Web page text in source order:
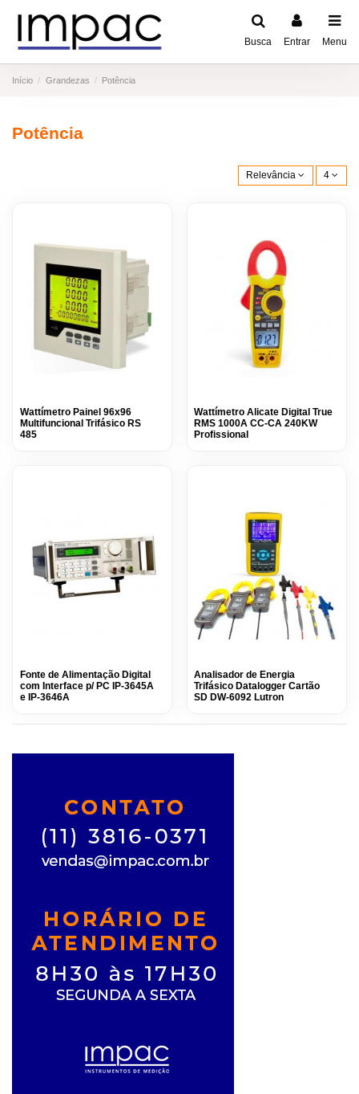
Busca Entrar Menu
Início Grandezas Potência
Potência
Relevância 4
Wattímetro Painel 96x96
Multifuncional Trifásico RS
485
Wattímetro Alicate Digital True
RMS 1000A CC-CA 240KW
Profissional
Fonte de Alimentação Digital
com Interface p/ PC IP-3645A
e IP-3646A
Analisador de Energia
Trifásico Datalogger Cartão
SD DW-6092 Lutron